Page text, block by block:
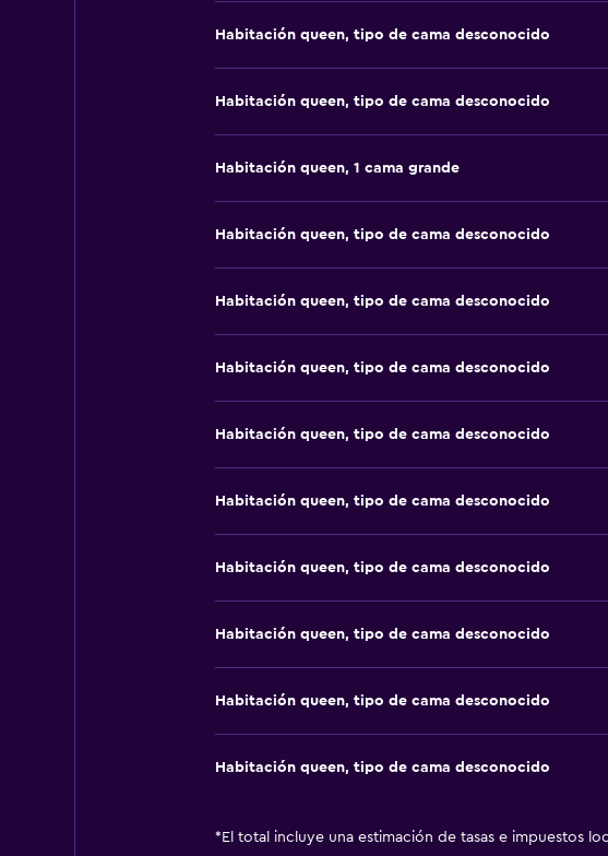
Habitación queen, tipo de cama desconocido
Habitación queen, tipo de cama desconocido
Habitación queen, 1 cama grande
Habitación queen, tipo de cama desconocido
Habitación queen, tipo de cama desconocido
Habitación queen, tipo de cama desconocido
Habitación queen, tipo de cama desconocido
Habitación queen, tipo de cama desconocido
Habitación queen, tipo de cama desconocido
Habitación queen, tipo de cama desconocido
Habitación queen, tipo de cama desconocido
Habitación queen, tipo de cama desconocido
* El total incluye una estimación de tasas e impuestos